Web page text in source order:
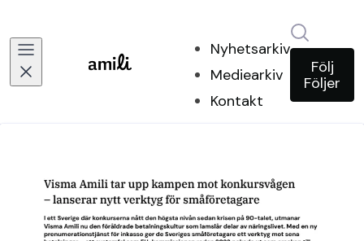
Nyhetsarkiv
Mediearkiv
Kontakt
Följ
Följer